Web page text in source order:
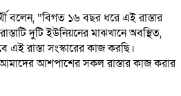
বলেন, “বিগত ১৬ বছর ধরে এই রাস্তার
দুটি ইউনিয়নের মাঝখানে অবস্থিত,
রাস্তা সংস্কারের কাজ করছি।
আশপাশের সকল রাস্তার কাজ করার